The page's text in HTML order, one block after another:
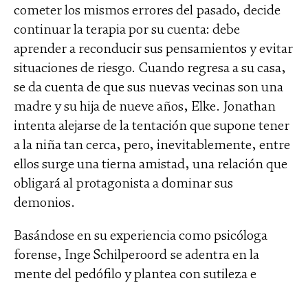
cometer los mismos errores del pasado, decide
continuar la terapia por su cuenta: debe
aprender a reconducir sus pensamientos y evitar
situaciones de riesgo. Cuando regresa a su casa,
se da cuenta de que sus nuevas vecinas son una
madre y su hija de nueve años, Elke. Jonathan
intenta alejarse de la tentación que supone tener
a la niña tan cerca, pero, inevitablemente, entre
ellos surge una tierna amistad, una relación que
obligará al protagonista a dominar sus
demonios.
Basándose en su experiencia como psicóloga
forense, Inge Schilperoord se adentra en la
mente del pedófilo y plantea con sutileza e